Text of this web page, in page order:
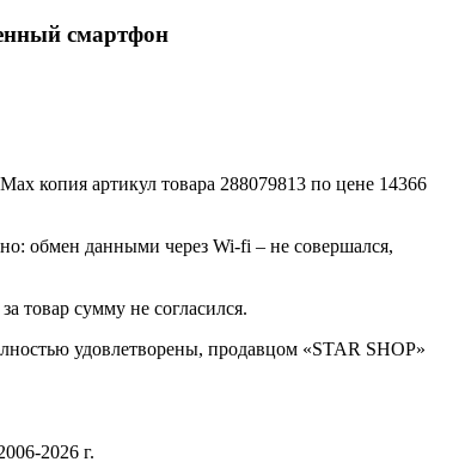
смартфон
копия артикул товара 288079813 по цене 14366
обмен данными через Wi-fi – не совершался,
товар сумму не согласился.
удовлетворены, продавцом «STAR SHOP»
2026 г.